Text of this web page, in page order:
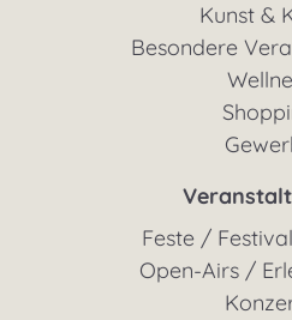
Kunst &
Besondere
Feste /
Open-Airs /